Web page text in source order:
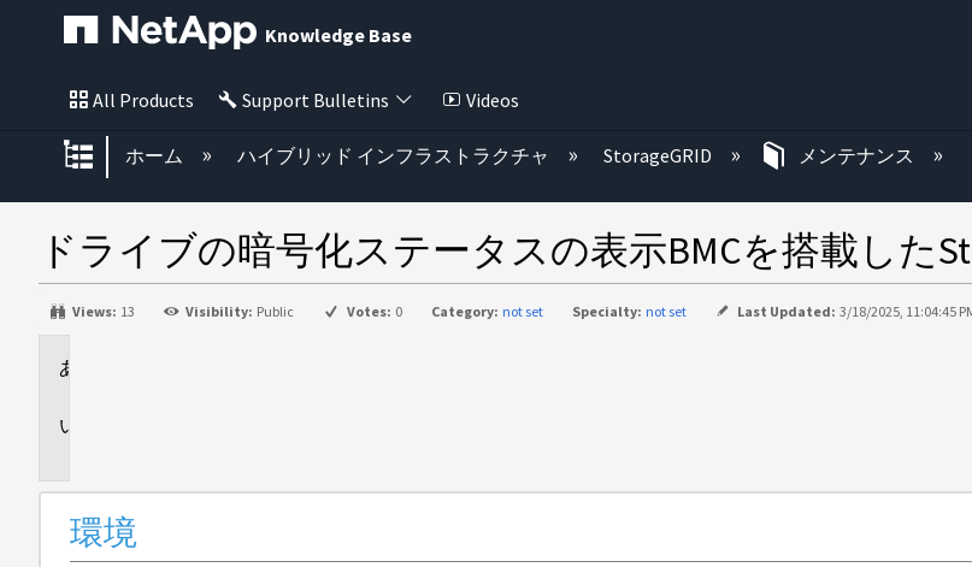
Knowledge Base
All Products Support Bulletins Videos
グローバル階層を展開/折りたたむ
ホーム ハイブリッド インフラストラクチャ StorageGRID メンテナンス
ドライブの暗号化ステータスの表示BMCを搭載した
Views: 13 Visibility: Public Votes: 0 Category: not set Specialty: not set Last Updated: 3/18/2025, 11:04:45
環境